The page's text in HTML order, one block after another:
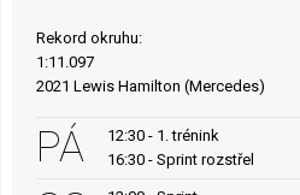
Rekord okruhu:
1:11.097
2021 Lewis Hamilton (Mercedes)
PÁ
12:30 - 1. trénink
16:30 - Sprint rozstřel